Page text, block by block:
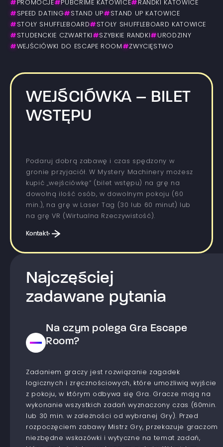
# PROMOCJE# PUBCRIME KATOWICE# RANDKI KATOWICE
# SPEED DATING# STAND UP# STAND UP KATOWICE
# STOŁY SHUFFLEBOARD# STOŁY SHUFFLEBOARD KATOWICE
# STUDENCKIE CZWARTKI #SZYBKIE RANDKI # URODZINY
#WEJŚCIÓWKI DO ESCAPE ROOM #ZWYCIĘSTWO
WEJŚCIÓWKA – BILET
WSTĘPU
Podaruj dobrą zabawę i czas spędzony w
gronie przyjaciół. W Mystery Machinery możesz
kupić „wejściówkę” (bilet wstępu) na grę na
dowolną ilość osób, w dowolnym pokoju (60
min.), na grę w Laser Tag (30 lub 60 minut) lub
na grę VR (Wirtualna Rzeczywistość).
Kontakt
Najczęściej
zadawane pytania
Na czym polega Gra Escape
Room?
Zadaniem graczy jest rozwiązanie zagadek
logicznych i zręcznościowych, które umożliwią wyjście
z pokoju, w którym odbywa się Gra. Gracze mają na
wykonanie wszystkich zadań wyznaczony czas (60min.
lub 30 min. w zależności od wybranej Gry). Przed
rozpoczęciem zabawy Mistrz Gry, przekazuje graczom
niezbędne wskazówki i wytyczne na temat zadań,